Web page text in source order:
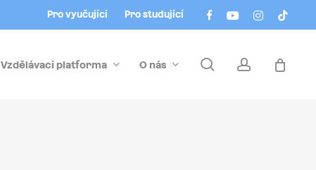
facebookyoutubeinstagram
tiktok
Pro vyučující Pro studující
Vzdělávací platforma O nás searchaccount
Menu